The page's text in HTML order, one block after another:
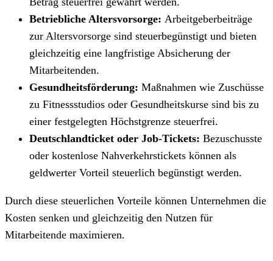
Betriebliche Altersvorsorge: Arbeitgeberbeiträge
zur Altersvorsorge sind steuerbegünstigt und bieten
gleichzeitig eine langfristige Absicherung der
Mitarbeitenden.
Gesundheitsförderung: Maßnahmen wie Zuschüsse
zu Fitnessstudios oder Gesundheitskurse sind bis zu
einer festgelegten Höchstgrenze steuerfrei.
Deutschlandticket oder Job-Tickets: Bezuschusste
oder kostenlose Nahverkehrstickets können als
geldwerter Vorteil steuerlich begünstigt werden.
Durch diese steuerlichen Vorteile können Unternehmen die
Kosten senken und gleichzeitig den Nutzen für
Mitarbeitende maximieren.